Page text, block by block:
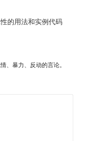
的用法和实例代码
、暴力、反动的言论。